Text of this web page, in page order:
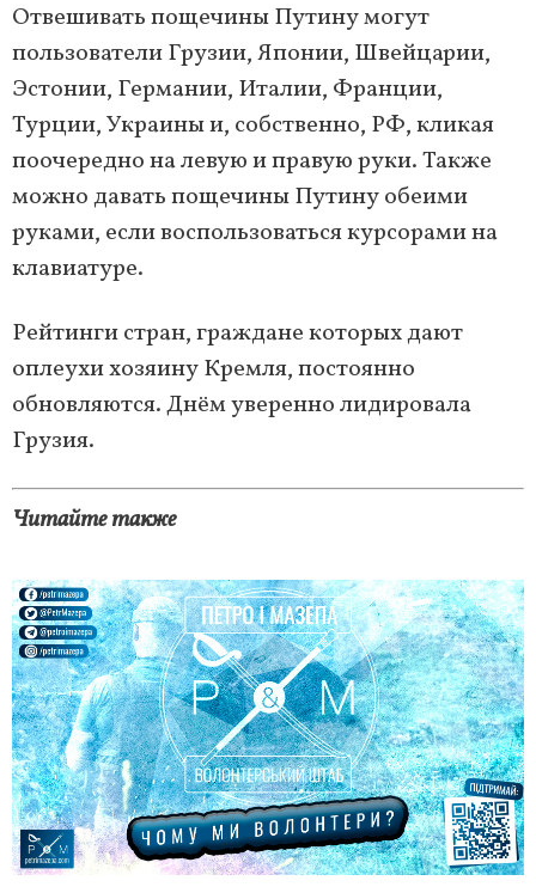
Отвешивать пощечины Путину могут
пользователи Грузии, Японии, Швейцарии,
Эстонии, Германии, Италии, Франции,
Турции, Украины и, собственно, РФ, кликая
поочередно на левую и правую руки. Также
можно давать пощечины Путину обеими
руками, если воспользоваться курсорами на
клавиатуре.
Рейтинги стран, граждане которых дают
оплеухи хозяину Кремля, постоянно
обновляются. Днём уверенно лидировала
Грузия.
Читайте также